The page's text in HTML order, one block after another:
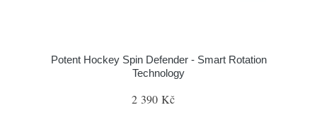
Potent Hockey Spin Defender - Smart Rotation
Technology
2 390 Kč